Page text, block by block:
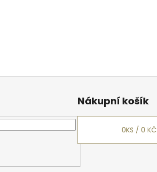
Nákupní košík
0KS /0 KČ